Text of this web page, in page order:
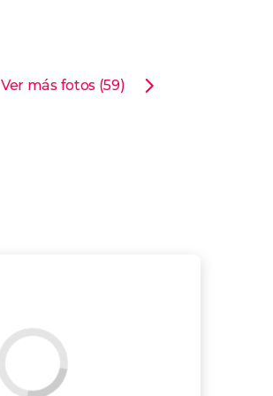
Ver más fotos (59)